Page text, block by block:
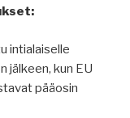
intialaiselle
jälkeen, kun EU
pääosin